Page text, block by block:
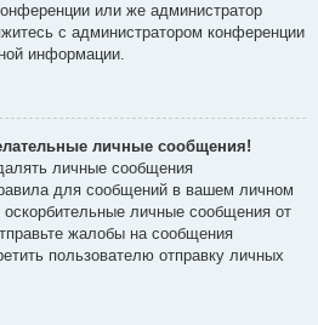
или же администратор
с администратором конференции
информации.
личные сообщения!
личные сообщения
для сообщений в вашем личном
личные сообщения от
жалобы на сообщения
пользователю отправку личных